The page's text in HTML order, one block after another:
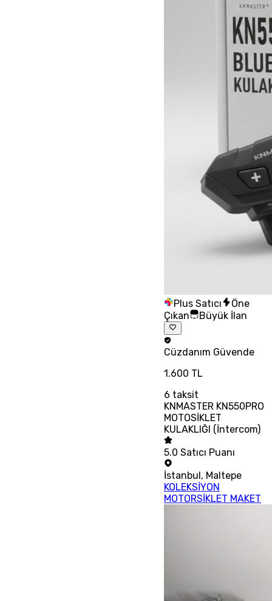
Plus Satıcı
Öne
Çıkan
Büyük İlan
Cüzdanım Güvende
1.600 TL
6 taksit
KNMASTER KN550PRO
MOTOSİKLET
KULAKLIĞI (İntercom)
5.0 Satıcı Puanı
İstanbul , Maltepe
KOLEKSİYON
MOTORSİKLET MAKET